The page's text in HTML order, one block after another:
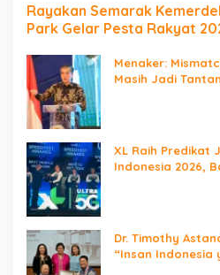
Rayakan Semarak
Park Gelar Pesta Rakyat
Menaker:
Masih Jadi
XL Raih Predikat
Indonesia 2026,
Dr. Timothy
“Insan Indonesia